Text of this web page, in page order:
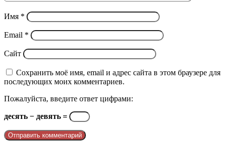
Имя *
Email *
Сайт
Сохранить моё имя, email и адрес сайта в этом браузере для
последующих моих комментариев.
Пожалуйста, введите ответ цифрами:
десять − девять =